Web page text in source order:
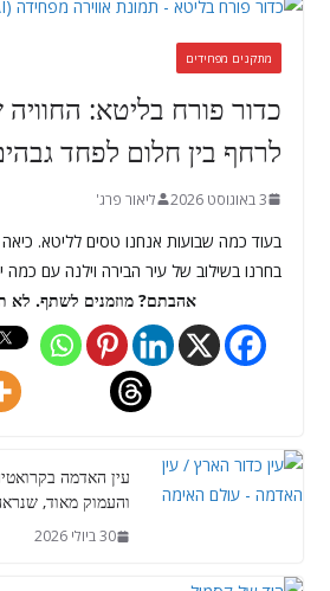
מתקנים מפחידים
כדור פורח בליטא:
לרחף בין חלום לפחד
3 באוגוסט 2026 ליאור פרג'
בעוד כמה שבועות אנחנו טסים לליטא.
בחרנו בשילוב של עיר הבירה וילנה עם כמה
אהבתם? מוזמנים לשתף. לא
עין האדמה
והעמוק מאוד,
30 ביולי 2026